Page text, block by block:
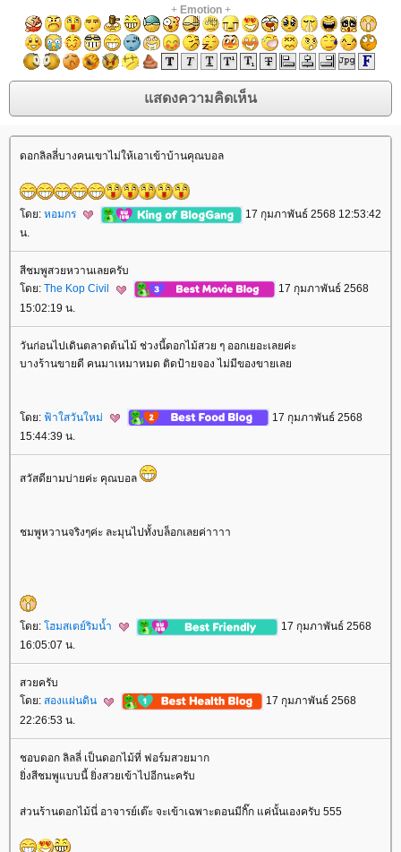
+ Emotion+
ดอกลิลลี่บางคนเขาไม่ให้เอาเข้าบ้านคุณบอล
ดย: หอมกร
17 กุมภาพันธ์ 2568 12:53:42
น.
สีชมพูสวยหวานเลยครับ
ดย: The Kop Civil
17 กุมภาพันธ์ 2568
15:02:19 น.
วันก่อนไปเดินตลาดต้นไม้ ช่วงนี้ดอกไม้สวย ๆ ออกเยอะเลยค่ะ
บางร้านขายดี คนมาเหมาหมด ติดป้ายจอง ไม่มีของขายเล
ดย: ฟ้าใสวันใหม่
17 กุมภาพันธ์ 2568
15:44:39 น.
สวัสดียามบ่ายค่ะ คุณบอล
ชมพูหวานจริงๆค่ะ ละมุนไปทั้งบล็อกเลยค่าาาา
ดย: ฮมสเตย์ริมน้ำ
17 กุมภาพันธ์ 2568
16:05:07 น.
สวยครับ
ดย: สองแผ่นดิน
17 กุมภาพันธ์ 2568
22:26:53 น.
ชอบดอก ลิลลี่ เป็นดอกไม้ที่ ฟอร์มสวยมาก
ิ่งสีชมพูแบบนี้ ยิ่งสวยเข้าไปอีกนะครับ
ส่วนร้านดอกไม้นี่ อาจารย์เต๊ะ จะเข้าเฉพาะตอนมีกิ๊ก แค่นั้นเองครับ 555